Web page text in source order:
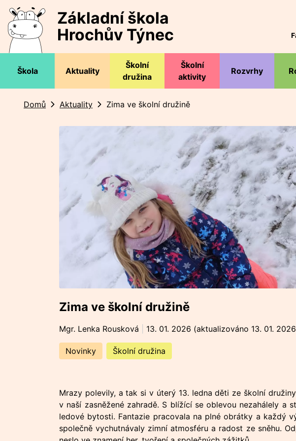
Základní škola
Hrochův Týnec
Škola Aktuality
Školní
družina
Školní
aktivity
Rozvrhy
Domů Aktuality Zima ve školní družině
Zima ve školní družině
Mgr. Lenka Rousková 13. 01. 2026 (aktualizováno 13. 01.
Novinky Školní družina
Mrazy polevily, a tak si v úterý 13. ledna děti ze školní
v naší zasněžené zahradě. S blížící se oblevou nezahálely a
ledové bytosti. Fantazie pracovala na plné obrátky a každý
společně vychutnávaly zimní atmosféru a radost ze sněhu.